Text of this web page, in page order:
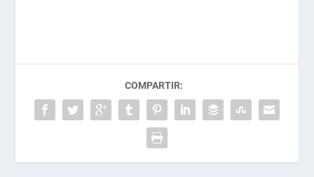
COMPARTIR: